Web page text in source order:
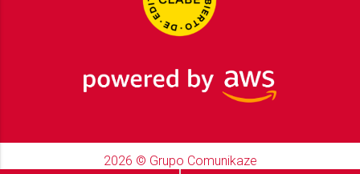
2026 © Grupo Comunikaze